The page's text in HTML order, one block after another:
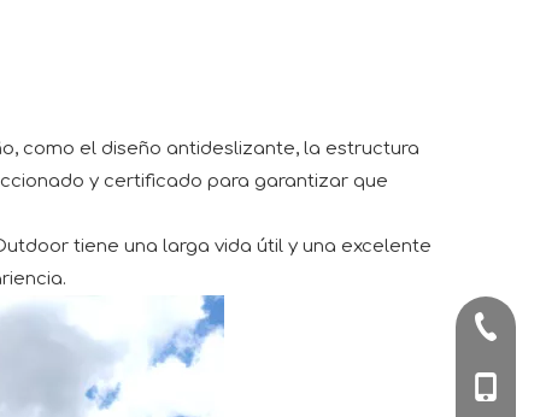
como el diseño antideslizante, la estructura
y certificado para garantizar que
tiene una larga vida útil y una excelente
+86-